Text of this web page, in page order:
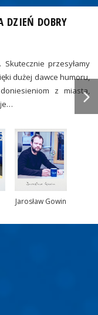
DZIEŃ DOBRY
przesyłamy
dużej dawce humoru,
z miasta,
Jarosław Gowin